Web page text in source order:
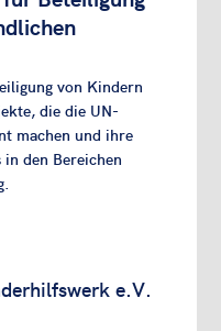
von Kindern
die die UN-
machen und ihre
in den Bereichen
e.V.